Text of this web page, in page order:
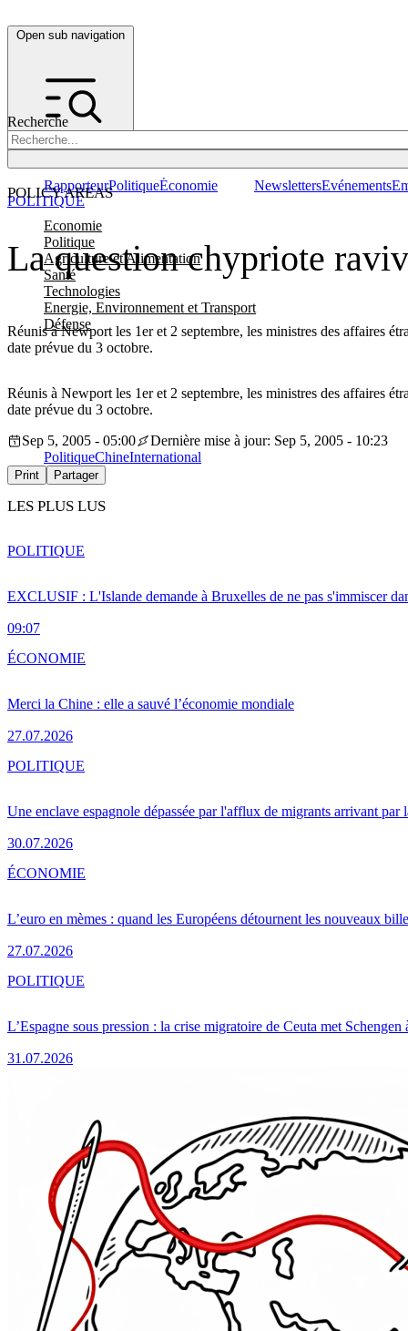
Open sub navigation
Recherche
POLICY AREAS
Economie
Politique
Agriculture et Alimentation
Santé
Technologies
Energie, Environnement et Transport
Défense
RapporteurPolitiqueÉconomie NewslettersEvénements
La question chypriote
Réunis à Newport les 1er et 2 septembre, les ministres des affaires
date prévue du 3 octobre.
POLITIQUE
Réunis à Newport les 1er et 2 septembre, les ministres des affaires
date prévue du 3 octobre.
Sep 5, 2005 - 05:00
Dernière mise à jour: Sep 5, 2005 - 10:23
PolitiqueChineInternational
Print Partager
LES PLUS LUS
EXCLUSIF : L'Islande demande à Bruxelles de ne pas s'immiscer
09:07
POLITIQUE
Merci la Chine : elle a sauvé l’économie mondiale
27.07.2026
ÉCONOMIE
Une enclave espagnole dépassée par l'afflux de migrants arrivant par
30.07.2026
POLITIQUE
L’euro en mèmes : quand les Européens détournent les nouveaux
27.07.2026
ÉCONOMIE
L’Espagne sous pression : la crise migratoire de Ceuta met Schengen
31.07.2026
POLITIQUE